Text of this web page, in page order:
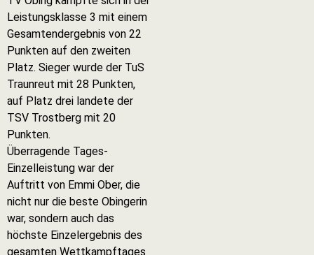
Leistungsklasse 3 mit einem
Gesamtendergebnis von 22
Punkten auf den zweiten
Platz. Sieger wurde der TuS
Traunreut mit 28 Punkten,
auf Platz drei landete der
TSV Trostberg mit 20
Punkten.
Überragende Tages-
Einzelleistung war der
Auftritt von Emmi Ober, die
nicht nur die beste Obingerin
war, sondern auch das
höchste Einzelergebnis des
gesamten Wettkampftages